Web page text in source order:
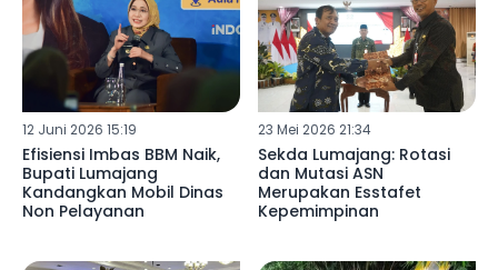
12 Juni 2026 15:19
Efisiensi Imbas BBM Naik,
Bupati Lumajang
Kandangkan Mobil Dinas
Non Pelayanan
23 Mei 2026 21:34
Sekda Lumajang: Rotasi
dan Mutasi ASN
Merupakan Esstafet
Kepemimpinan